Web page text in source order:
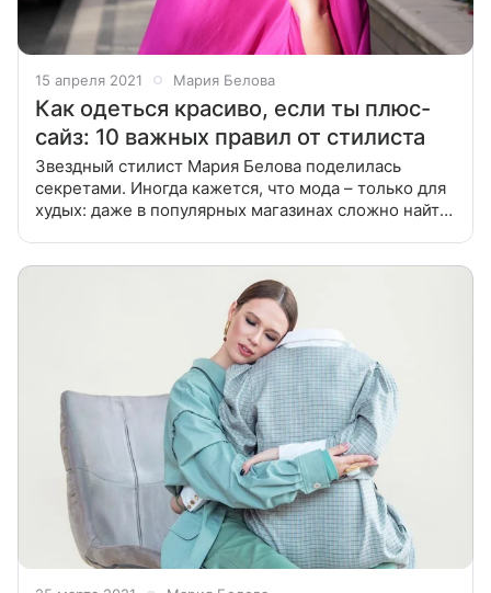
15 апреля 2021 Мария Белова
Как одеться красиво, если ты плюс-
сайз: 10 важных правил от стилиста
Звездный стилист Мария Белова поделилась
секретами. Иногда кажется, что мода – только для
худых: даже в популярных магазинах сложно найти